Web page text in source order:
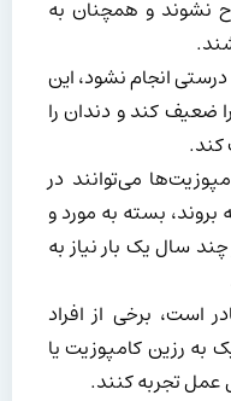
نشوند و همچنان به
انجام نشود، این
ضعیف کند و دندان را
می‌توانند در
بسته به مورد و
سال یک بار نیاز به
است، برخی از افراد
رزین کامپوزیت یا
عمل تجربه کنند.